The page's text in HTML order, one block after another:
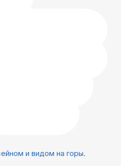
и видом на горы.